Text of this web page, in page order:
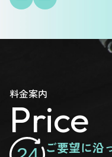
料金案内
Price
ご要望に沿